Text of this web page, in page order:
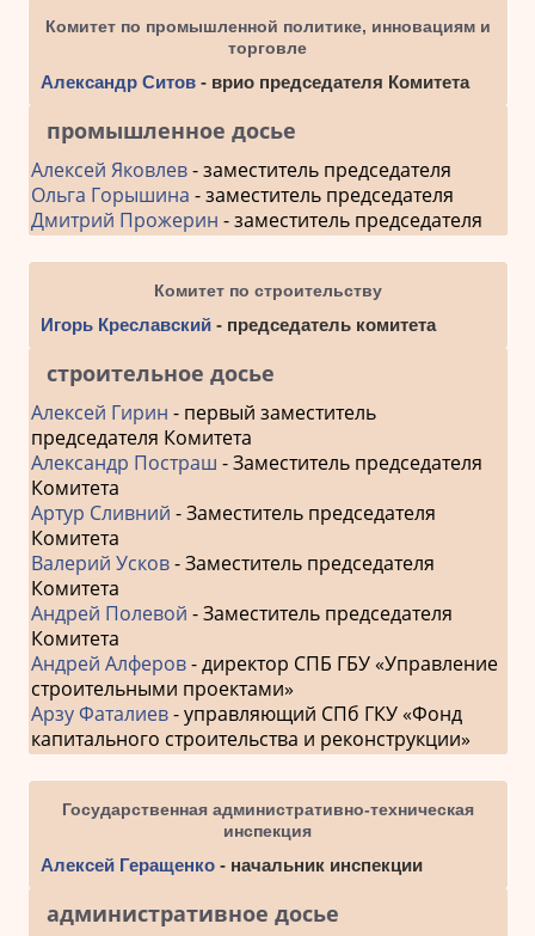
Комитет по промышленной политике, инновациям и
торговле
Александр Ситов- врио председателя Комитета
промышленное досье
Алексей Яковлев- заместитель председателя
Ольга Горышина - заместитель председателя
Дмитрий Прожерин - заместитель председателя
Комитет по строительству
Игорь Креславский - председатель комитета
строительное досье
Алексей Гирин - первый заместитель
председателя Комитета
Александр Постраш - Заместитель председателя
Комитета
Артур Сливний - Заместитель председателя
Комитета
Валерий Усков- Заместитель председателя
Комитета
Андрей Полевой - Заместитель председателя
Комитета
Андрей Алферов- директор СПБ ГБУ «Управление
строительными проектами»
Арзу Фаталиев- управляющий СПб ГКУ «Фонд
капитального строительства и реконструкции»
Государственная административно-техническая
инспекция
Алексей Геращенко- начальник инспекции
административное досье